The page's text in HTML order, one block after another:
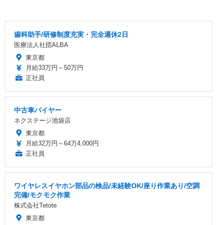
歯科助手/研修制度充実・完全週休2日
医療法人社団ALBA
東京都
月給33万円～50万円
正社員
中古車バイヤー
ネクステージ池袋店
東京都
月給32万円～64万4,000円
正社員
ワイヤレスイヤホン部品の検品/未経験OK/座り作業あり/空調
完備/モクモク作業
株式会社Tetote
東京都